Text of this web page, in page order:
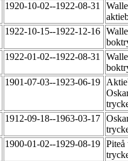
1920-10-02--1922-08-31
1922-10-15--1922-12-16
1922-01-02--1922-08-31
1901-07-03--1923-06-19
1912-09-18--1963-03-17
1900-01-02--1929-08-19 Piteå